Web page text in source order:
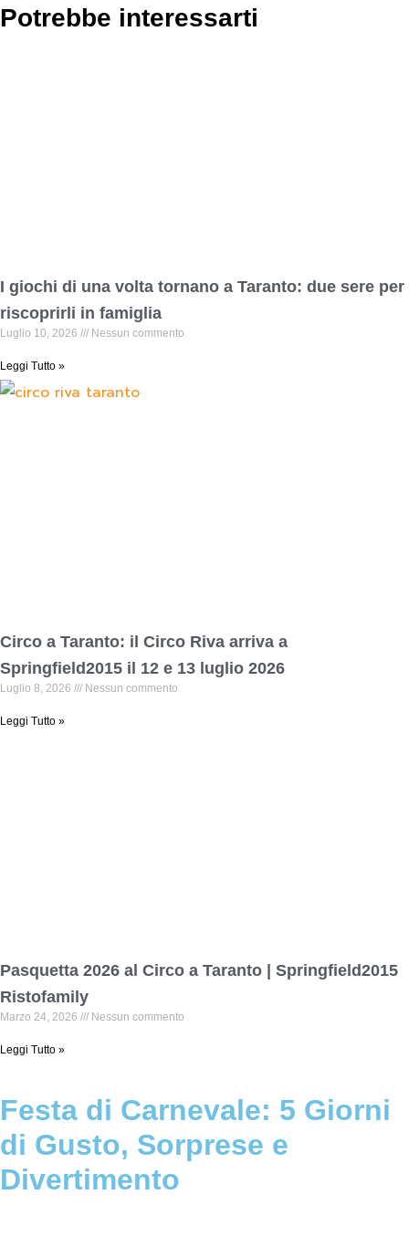
Potrebbe interessarti
I giochi di una volta tornano a Taranto: due sere per
riscoprirli in famiglia
Luglio 10, 2026 Nessun commento
Leggi Tutto »
Circo a Taranto: il Circo Riva arriva a
Springfield2015 il 12 e 13 luglio 2026
Luglio 8, 2026 Nessun commento
Leggi Tutto »
Pasquetta 2026 al Circo a Taranto | Springfield2015
Ristofamily
Marzo 24, 2026 Nessun commento
Leggi Tutto »
Festa di Carnevale: 5 Giorni
di Gusto, Sorprese e
Divertimento